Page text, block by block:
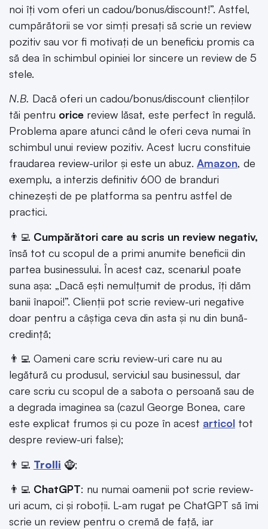
noi îți vom oferi un cadou/bonus/discount!”. Astfel,
cumpărătorii se vor simți presați să scrie un review
pozitiv sau vor fi motivați de un beneficiu promis ca
să dea în schimbul opiniei lor sincere un review de 5
stele.
N.B. Dacă oferi un cadou/bonus/discount clienților
tăi pentru orice review lăsat, este perfect în regulă.
Problema apare atunci când le oferi ceva numai în
schimbul unui review pozitiv. Acest lucru constituie
fraudarea review-urilor și este un abuz. Amazon, de
exemplu, a interzis definitiv 600 de branduri
chinezești de pe platforma sa pentru astfel de
practici.
👨‍💻 Cumpărători care au scris un review negativ,
însă tot cu scopul de a primi anumite beneficii din
partea businessului. În acest caz, scenariul poate
suna așa: „Dacă ești nemulțumit de produs, îți dăm
banii înapoi!”. Clienții pot scrie review-uri negative
doar pentru a câștiga ceva din asta și nu din bună-
credință;
👨‍💻 Oameni care scriu review-uri care nu au
legătură cu produsul, serviciul sau businessul, dar
care scriu cu scopul de a sabota o persoană sau de
a degrada imaginea sa (cazul George Bonea, care
este explicat frumos și cu poze în acest articol tot
despre review-uri false);
👨‍💻 Trolli 🧌;
👨‍💻 ChatGPT: nu numai oamenii pot scrie review-
uri acum, ci și roboții. L-am rugat pe ChatGPT să îmi
scrie un review pentru o cremă de față, iar